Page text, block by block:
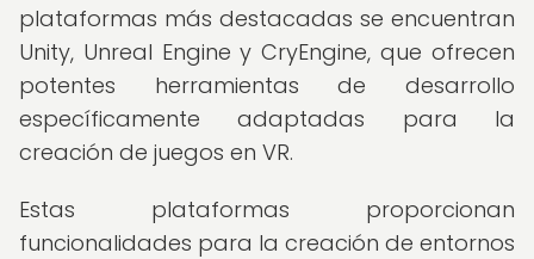
plataformas más destacadas se encuentran
Unity, Unreal Engine y CryEngine, que ofrecen
potentes herramientas de desarrollo
específicamente adaptadas para la
creación de juegos en VR.
Estas plataformas proporcionan
funcionalidades para la creación de entornos